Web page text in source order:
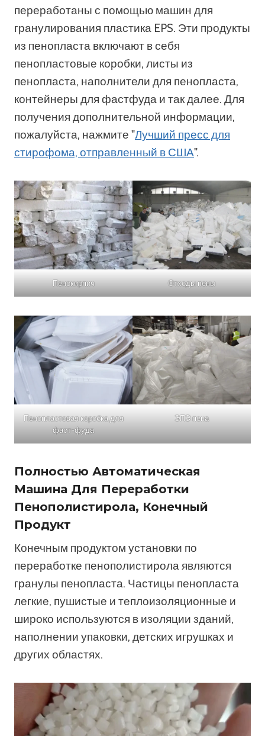
переработаны с помощью машин для
гранулирования пластика EPS. Эти продукты
из пенопласта включают в себя
пенопластовые коробки, листы из
пенопласта, наполнители для пенопласта,
контейнеры для фастфуда и так далее. Для
получения дополнительной информации,
пожалуйста, нажмите "Лучший пресс для
стирофома, отправленный в США".
Пенокирпич Отходы пены
Пенопластовая коробка для
фаст-фуда
ЭПЭ пена
Полностью Автоматическая
Машина Для Переработки
Пенополистирола, Конечный
Продукт
Конечным продуктом установки по
переработке пенополистирола являются
гранулы пенопласта. Частицы пенопласта
легкие, пушистые и теплоизоляционные и
широко используются в изоляции зданий,
наполнении упаковки, детских игрушках и
других областях.